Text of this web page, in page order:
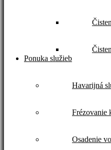
Ponuka služieb
Havarijná
Frézovanie
Osadenie